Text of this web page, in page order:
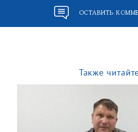
ОСТАВИТЬ
Также